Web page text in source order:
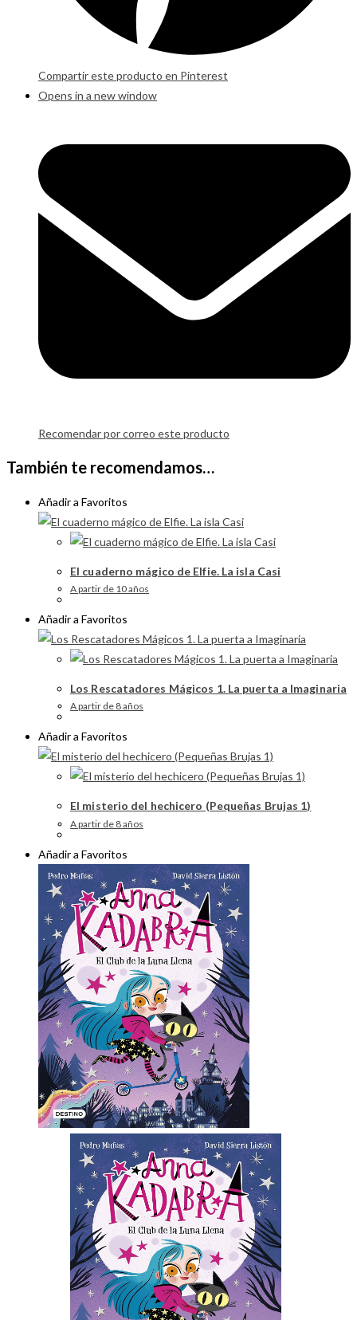
Compartir este producto en Pinterest
Opens in a new window
Recomendar por correo este producto
También te recomendamos…
Añadir a Favoritos
El cuaderno mágico de Elfie. La isla Casi
A partir de 10 años
Añadir a Favoritos
Los Rescatadores Mágicos 1. La puerta a Imaginaria
A partir de 8 años
Añadir a Favoritos
El misterio del hechicero (Pequeñas Brujas 1)
A partir de 8 años
Añadir a Favoritos